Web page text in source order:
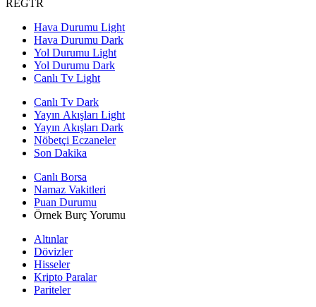
REGTR
Hava Durumu Light
Hava Durumu Dark
Yol Durumu Light
Yol Durumu Dark
Canlı Tv Light
Canlı Tv Dark
Yayın Akışları Light
Yayın Akışları Dark
Nöbetçi Eczaneler
Son Dakika
Canlı Borsa
Namaz Vakitleri
Puan Durumu
Örnek Burç Yorumu
Altınlar
Dövizler
Hisseler
Kripto Paralar
Pariteler